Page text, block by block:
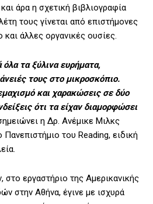
άρα η σχετική βιβλιογραφία
τους γίνεται από επιστήμονες
άλλες οργανικές ουσίες.
τα ξύλινα ευρήματα,
τους στο μικροσκόπιο.
και χαρακώσεις σε δύο
ότι τα είχαν διαμορφώσει
η Δρ. Ανέμικε Μιλκς
του Reading, ειδική
εργαστήριο της Αμερικανικής
στην Αθήνα, έγινε με ισχυρά